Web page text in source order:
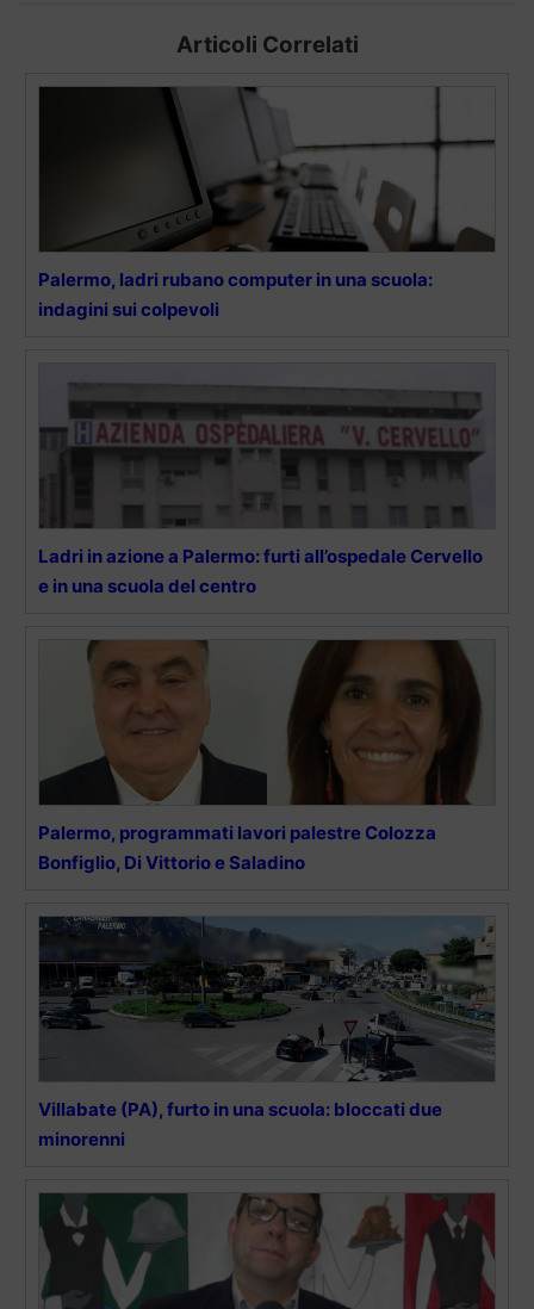
Articoli Correlati
Palermo, ladri rubano computer in una scuola:
indagini sui colpevoli
Ladri in azione a Palermo: furti all’ospedale Cervello
e in una scuola del centro
Palermo, programmati lavori palestre Colozza
Bonfiglio, Di Vittorio e Saladino
Villabate (PA), furto in una scuola: bloccati due
minorenni